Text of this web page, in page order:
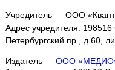
Учредитель — ООО
Адрес учредителя: 198516
Петербургский пр., д.60,
Издатель — ООО